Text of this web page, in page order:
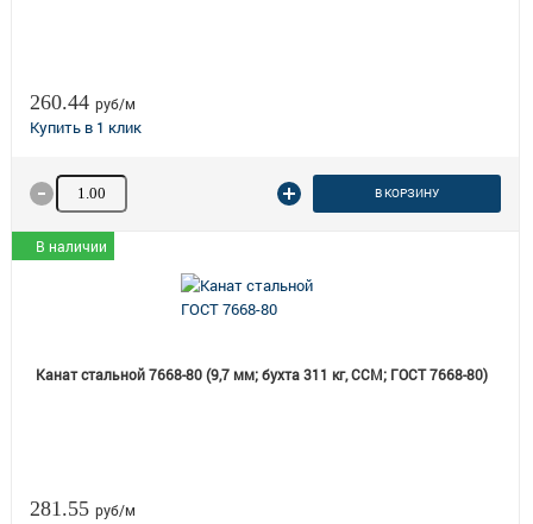
260.44 руб/м
Количество товара В КОРЗИНУ
В наличии
Канат стальной 7668-80 (9,7 мм; бухта 311 кг, ССМ; ГОСТ 7668-80)
281.55 руб/м